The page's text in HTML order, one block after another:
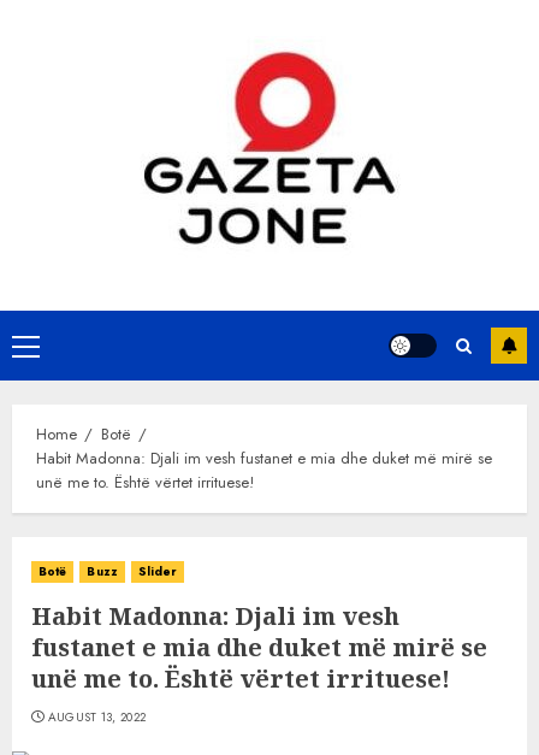
Primary
Menu
Home
Botë
Habit Madonna: Djali im vesh fustanet e mia dhe duket më mirë se
unë me to. Është vërtet irrituese!
Botë Buzz Slider
Habit Madonna: Djali im vesh
fustanet e mia dhe duket më mirë se
unë me to. Është vërtet irrituese!
AUGUST 13, 2022